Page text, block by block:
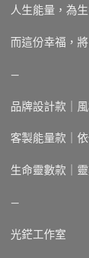
人生能量，為
而這份幸福，
—
品牌設計款｜
客製能量款｜
生命靈數款｜
—
光鋩工作室